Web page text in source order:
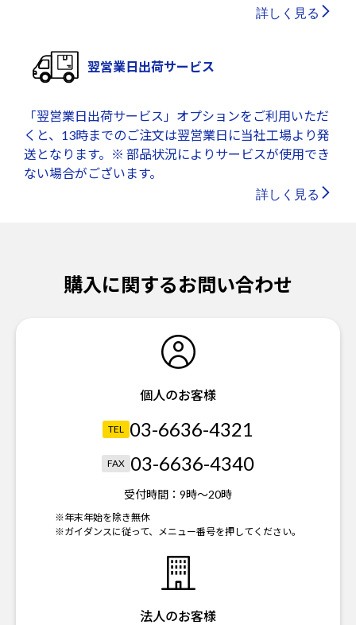
詳しく見る
翌営業日出荷サービス
「翌営業日出荷サービス」オプションをご利用いただ
くと、13時までのご注文は翌営業日に当社工場より発
送となります。※ 部品状況によりサービスが使用でき
ない場合がございます。
詳しく見る
購入に関するお問い合わせ
個人のお客様
TEL 03-6636-4321
FAX 03-6636-4340
受付時間： 9時～20時
※年末年始を除き無休
※ガイダンスに従って、メニュー番号を押してください。
法人のお客様